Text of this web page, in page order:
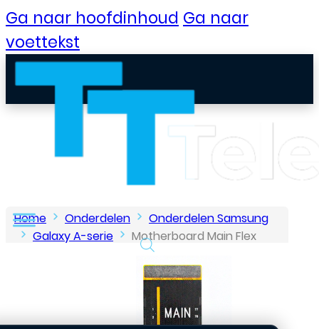
Ga naar hoofdinhoud Ga naar
voettekst
Home Onderdelen
Onderdelen Samsung
Galaxy A-serie
Motherboard Main Flex
voor Samsung Galaxy A72 4G/5G